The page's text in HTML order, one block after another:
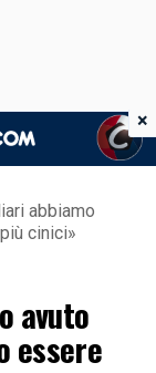
abbiamo
cinici»
avuto
essere
×